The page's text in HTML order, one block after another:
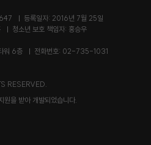
등록일자: 2016년 7월 25일
청소년 보호 책임자: 홍승우
워 6층
전화번호: 02-735-1031
RESERVED.
원을 받아 개발되었습니다.